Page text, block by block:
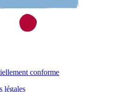
conforme
légales